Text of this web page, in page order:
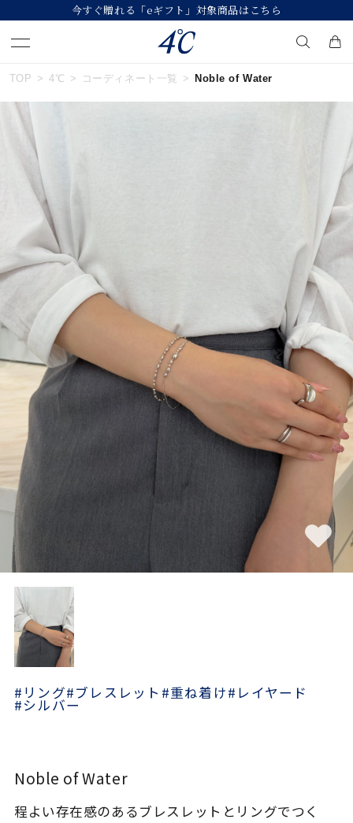
今すぐ贈れる「eギフト」対象商品はこちら
キーワードで検索する
人気検索キーワード
#ダイヤモンド ネックレス
#ジュエリー
ブランド ４℃
カテゴリー すべてのジュエリー
カラー
誕生石
モチーフ
石の色
ファッションテイス
ト
着用シーン
レディース
TOP 4℃ コーディネート一覧 Noble of Water
#リング#ブレスレット #重ね着け#レイヤード
#シルバー
Noble of Water
程よい存在感のあるブレスレットとリングでつく